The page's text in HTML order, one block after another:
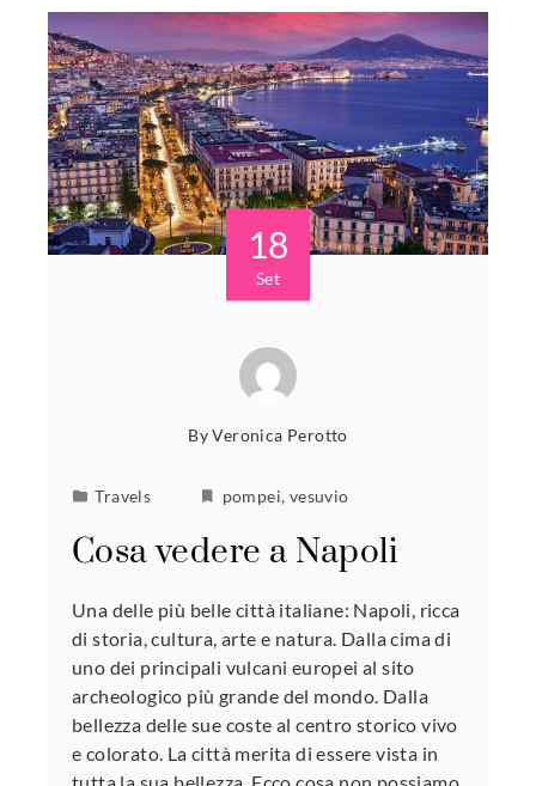
18
Set
ByVeronica Perotto
Travels pompei, vesuvio
Cosa vedere a Napoli
Una delle più belle città italiane: Napoli, ricca
di storia, cultura, arte e natura. Dalla cima di
uno dei principali vulcani europei al sito
archeologico più grande del mondo. Dalla
bellezza delle sue coste al centro storico vivo
e colorato. La città merita di essere vista in